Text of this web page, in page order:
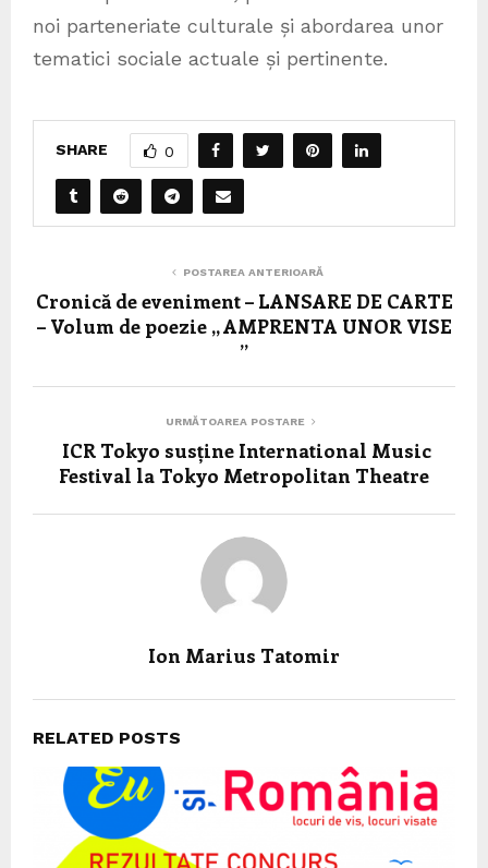
noi parteneriate culturale și abordarea unor
tematici sociale actuale și pertinente.
SHARE 0
POSTAREA ANTERIOARĂ
Cronică de eveniment – LANSARE DE CARTE
– Volum de poezie ,, AMPRENTA UNOR VISE
’’
URMĂTOAREA POSTARE
ICR Tokyo susține International Music
Festival la Tokyo Metropolitan Theatre
Ion Marius Tatomir
RELATED POSTS